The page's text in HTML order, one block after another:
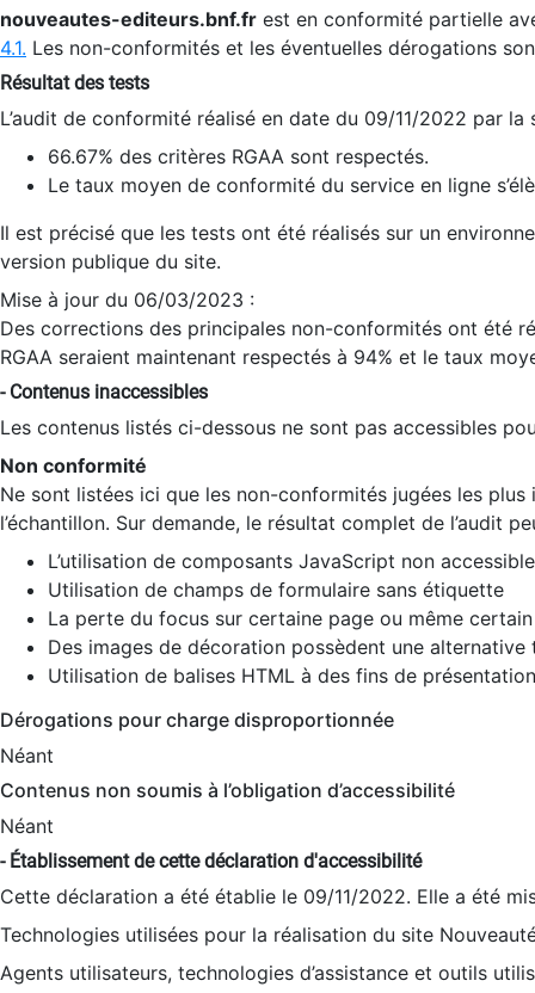
nouveautes-editeurs.bnf.fr est en conformité partielle
4.1. Les non-conformités et les éventuelles dérogations
Résultat des tests
L’audit de conformité réalisé en date du 09/11/2022 par
66.67% des critères RGAA sont respectés.
Le taux moyen de conformité du service en ligne
Il est précisé que les tests ont été réalisés sur un
version publique du site.
Mise à jour du 06/03/2023 :
Des corrections des principales non-conformités ont été
RGAA seraient maintenant respectés à 94% et le taux
- Contenus inaccessibles
Les contenus listés ci-dessous ne sont pas accessibles
Non conformité
Ne sont listées ici que les non-conformités jugées les
l’échantillon. Sur demande, le résultat complet de l’audit
L’utilisation de composants JavaScript non
Utilisation de champs de formulaire sans étiquette
La perte du focus sur certaine page ou même
Des images de décoration possèdent une alternative
Utilisation de balises HTML à des fins de
Dérogations pour charge disproportionnée
Néant
Contenus non soumis à l’obligation d’accessibilité
Néant
- Établissement de cette déclaration d'accessibilité
Cette déclaration a été établie le 09/11/2022. Elle a été
Technologies utilisées pour la réalisation du site
Agents utilisateurs, technologies d’assistance et outils